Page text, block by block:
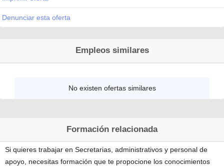
Denunciar esta oferta
Empleos similares
No existen ofertas similares
Formación relacionada
Si quieres trabajar en Secretarias, administrativos y personal de
apoyo, necesitas formación que te propocione los conocimientos